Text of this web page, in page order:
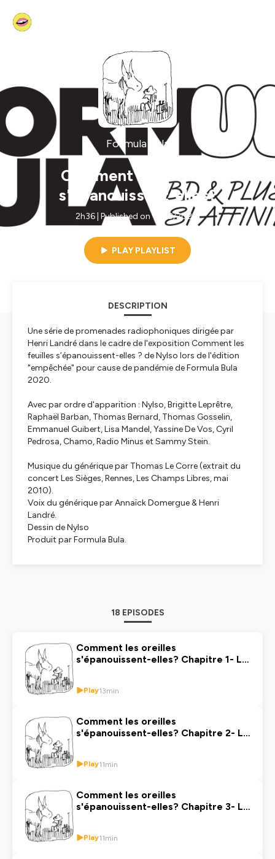
Formula Bula
Comment les oreilles
s'épanouissent-elles?
2h36 | Published on 11/28/2022
PLAY PLAYLIST
DESCRIPTION
Une série de promenades radiophoniques dirigée par
Henri Landré dans le cadre de l'exposition Comment les
feuilles s’épanouissent-elles ? de Nylso lors de l'édition
"empêchée" pour cause de pandémie de Formula Bula
2020.
Avec par ordre d'apparition : Nylso, Brigitte Leprêtre,
Raphaël Barban, Thomas Bernard, Thomas Gosselin,
Emmanuel Guibert, Lisa Mandel, Yassine De Vos, Cyril
Pedrosa, Chamo, Radio Minus et Sammy Stein.
Musique du générique par Thomas Le Corre (extrait du
concert Les Sièges, Rennes, Les Champs Libres, mai
2010).
Voix du générique par Annaïck Domergue & Henri
Landré.
Dessin de Nylso
Produit par Formula Bula.
18 EPISODES
Comment les oreilles
s'épanouissent-elles? Chapitre 1- La
Play13min
Comment les oreilles
s'épanouissent-elles? Chapitre 2- La
Play11min
Comment les oreilles
s'épanouissent-elles? Chapitre 3- Le
Play11min